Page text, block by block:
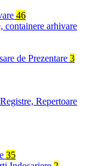
46
containere arhivare
de Prezentare 3
Repertoare
35